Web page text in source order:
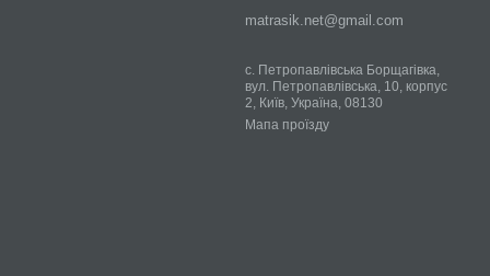
matrasik.net@gmail.com
с. Петропавлівська Борщагівка,
вул. Петропавлівська, 10, корпус
2, Київ, Україна, 08130
Мапа проїзду